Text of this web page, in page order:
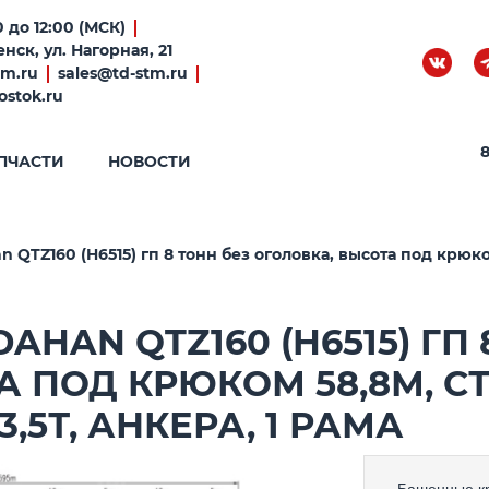
до 12:00 (МСК)
ул. Нагорная, 21
sales@td-stm.ru
НОВОСТИ
(H6515) гп 8 тонн без оголовка, высота под
QTZ160 (H6515)
ПОД КРЮКОМ 58,8М,
АНКЕРА, 1 РАМА